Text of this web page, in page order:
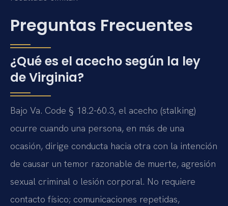
Preguntas Frecuentes
¿Qué es el acecho según la ley
de Virginia?
Bajo Va. Code § 18.2-60.3, el acecho (stalking)
ocurre cuando una persona, en más de una
ocasión, dirige conducta hacia otra con la intención
de causar un temor razonable de muerte, agresión
sexual criminal o lesión corporal. No requiere
contacto físico; comunicaciones repetidas,